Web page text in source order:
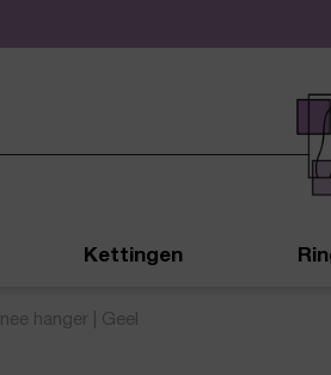
De leukste sieraden
Kettingen
hanger | Geel